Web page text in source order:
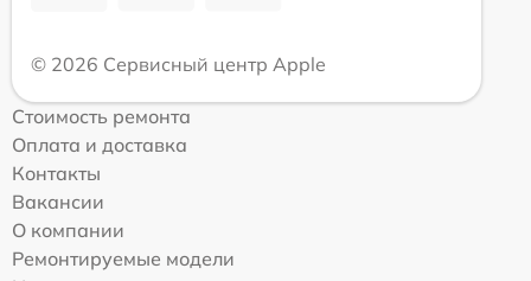
© 2026 Сервисный центр Apple
Стоимость ремонта
Оплата и доставка
Контакты
Вакансии
О компании
Ремонтируемые модели